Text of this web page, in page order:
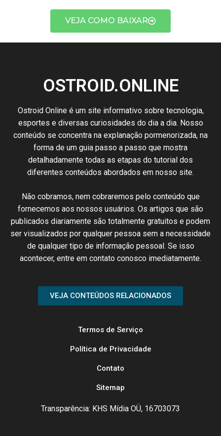
VEJA COMO BAIXAR
OSTROID.ONLINE
Ostroid Online é um siteinformativo sobre tecnologia,
esportes e diversas curiosidades do dia a dia. Nosso
conteúdo se concentra na explanação pormenorizada, na
forma de um guia passo a passo que mostra
detalhadamente todas as etapas do tutorial dos
diferentes conteúdos abordados em nosso site.
Não cobramos, nem cobraremos pelo conteúdoque
fornecemos aos nossos usuários. Os artigos que são
publicados diariamente são totalmente gratuitos e podem
ser visualizados por qualquer pessoa sem a necessidade
de qualquertipo de informaçãopessoal. Seisso
acontecer, entre em contato conosco imediatamente.
VEJA CONTEÚDOS RELACIONADOS
Termos de Serviço
Política de Privacidade
Contato
Sitemap
Transparência: KHS Mídia OÜ, 16703073